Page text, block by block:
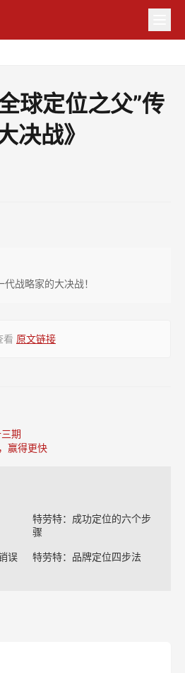
球定位之父”传
决战》
战略家的大决战！
看 原文链接
期
赢得更快
特劳特：成功定位的六个步
骤
误
特劳特：品牌定位四步法